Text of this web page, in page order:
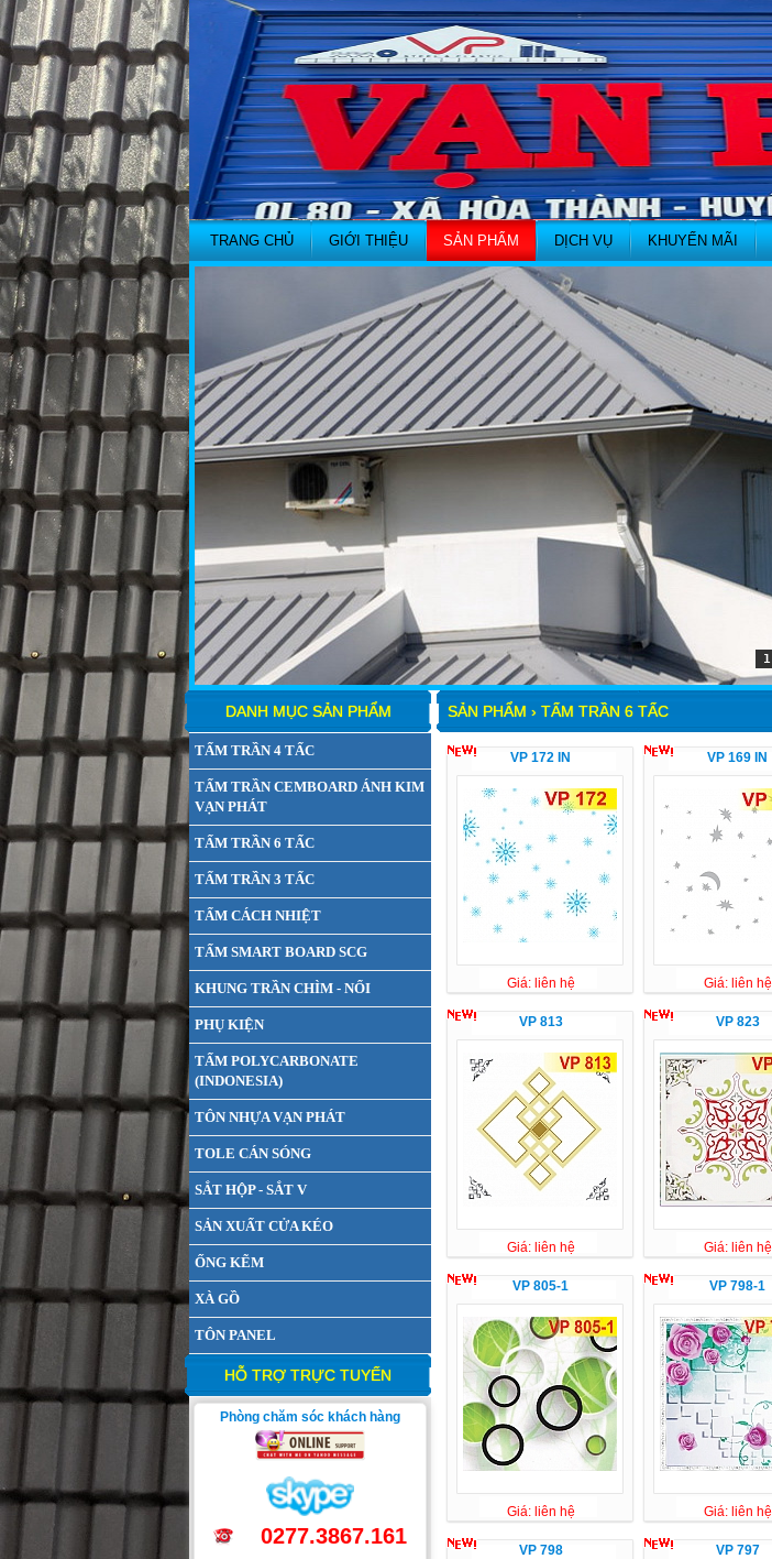
TRANG CHỦ GIỚI THIỆU SẢN PHẨM DỊCH VỤ KHUYẾN MÃI
1
DANH MỤC SẢN PHẨM
TẤM TRẦN 4 TẤC
TẤM TRẦN CEMBOARD ÁNH KIM
VẠN PHÁT
TẤM TRẦN 6 TẤC
TẤM TRẦN 3 TẤC
TẤM CÁCH NHIỆT
TẤM SMART BOARD SCG
KHUNG TRẦN CHÌM - NỔI
PHỤ KIỆN
TẤM POLYCARBONATE
(INDONESIA)
TÔN NHỰA VẠN PHÁT
TOLE CÁN SÓNG
SẮT HỘP - SẮT V
SẢN XUẤT CỬA KÉO
ỐNG KẼM
XÀ GỒ
TÔN PANEL
HỖ TRỢ TRỰC TUYẾN
Phòng chăm sóc khách hàng
0277.3867.161
SẢN PHẨM › TẤM TRẦN 6 TẤC
VP 172 IN
Giá: liên hệ
VP 169 IN
Giá: liên hệ
VP 813
Giá: liên hệ
VP 823
Giá: liên hệ
VP 805-1
Giá: liên hệ
VP 798-1
Giá: liên hệ
VP 798 VP 797